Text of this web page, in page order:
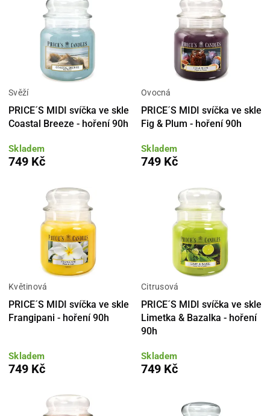
Svěží
PRICE´S MIDI svíčka ve skle
Coastal Breeze - hoření 90h
Skladem
749 Kč
Ovocná
PRICE´S MIDI svíčka ve skle
Fig & Plum - hoření 90h
Skladem
749 Kč
Květinová
PRICE´S MIDI svíčka ve skle
Frangipani - hoření 90h
Skladem
749 Kč
Citrusová
PRICE´S MIDI svíčka ve skle
Limetka & Bazalka - hoření
90h
Skladem
749 Kč